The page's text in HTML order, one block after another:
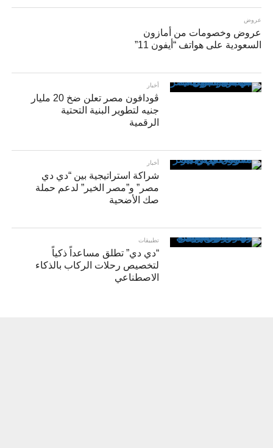
عروض
عروض وخصومات من أمازون
السعودية على هواتف “أيفون 11”
أخبار
ڤودافون مصر تعلن ضخ 20 مليار
جنيه لتطوير البنية التحتية
الرقمية
أخبار
شراكة استراتيجية بين “دي دي
مصر” و”مصر الخير” لدعم حملة
صك الأضحية
تطبيقات
“دي دي” تطلق مساعداً ذكياً
لتخصيص رحلات الركاب بالذكاء
الاصطناعي